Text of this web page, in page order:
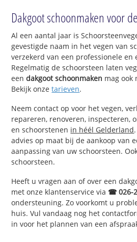
Dakgoot schoonmaken voor
Al een aantal jaar is
gevestigde naam in het vegen van
verzekerd van een professionele en
Regelmatig de schoorsteen laten
eendakgoot schoonmaken mag ook
Bekijk onzetarieven.
Neem contact op voor het vegen,
repareren, renoveren, inspecteren,
en schoorstenen in héél Gelderland
advies op maat bij de aankoop van
aanpassing van uw schoorsteen.
schoorsteen.
Heeft u vragen aan of over een
met onze klantenservice via ☎ 026-
ondersteuning. Zo voorkomt u
huis. Vul vandaag nog het
in voor het plannen van een